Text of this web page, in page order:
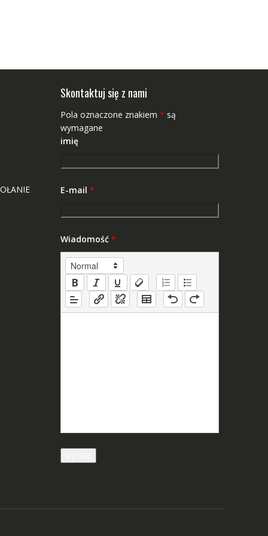
Skontaktuj się z nami
Pola oznaczone znakiem * są
wymagane
imię
E-mail *
Wiadomość *